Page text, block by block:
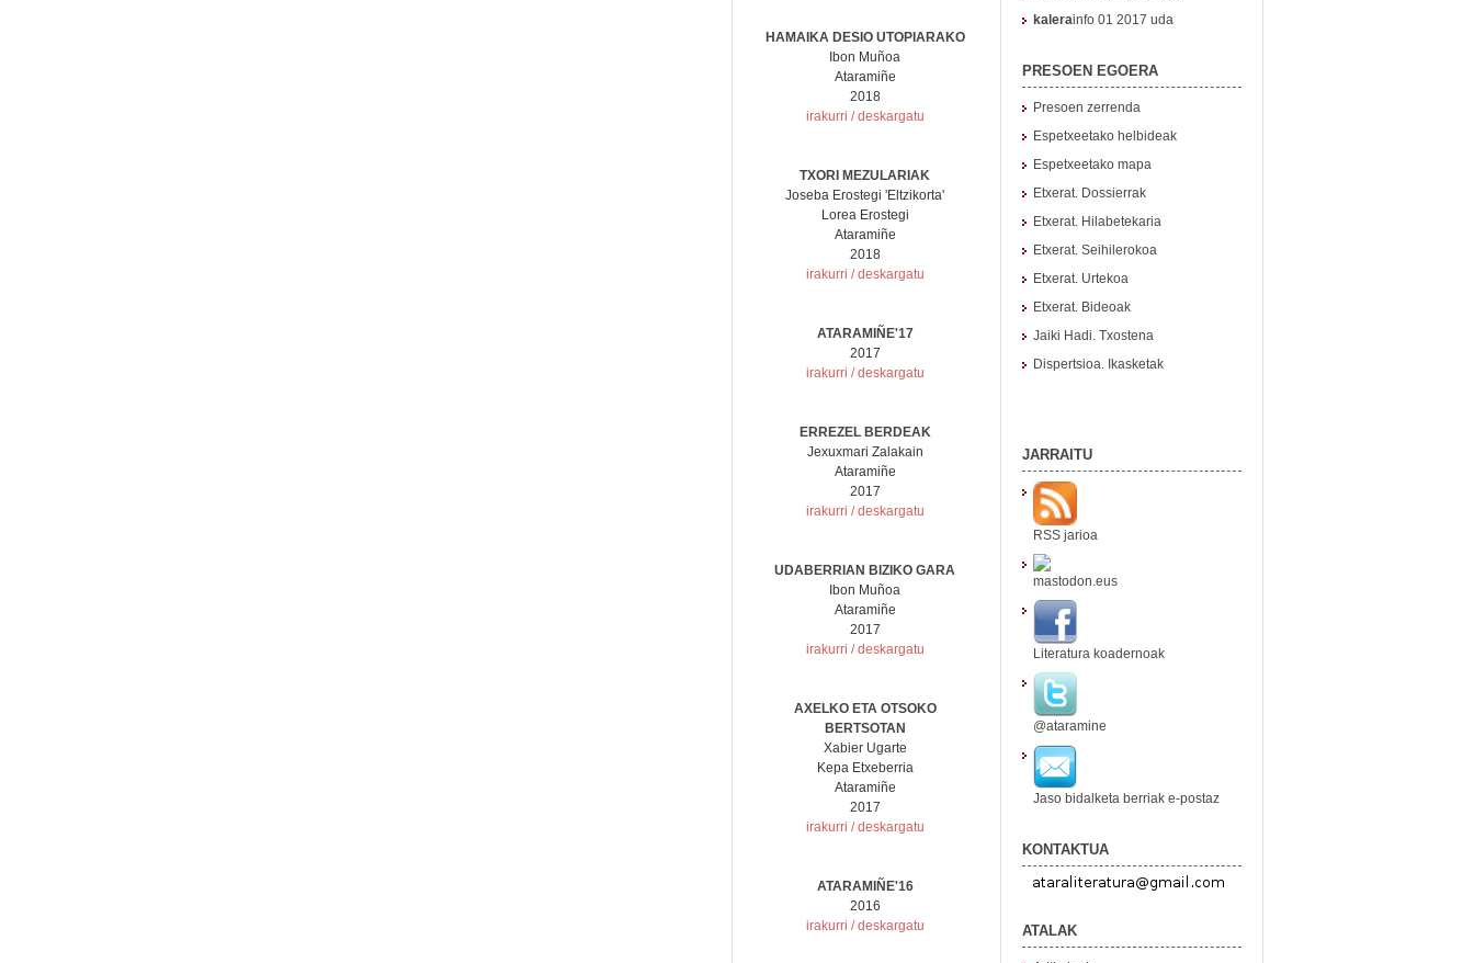
HAMAIKA DESIO UTOPIARAKO
Ibon Muñoa
Ataramiñe
2018
irakurri / deskargatu
TXORI MEZULARIAK
Joseba Erostegi 'Eltzikorta'
Lorea Erostegi
Ataramiñe
2018
irakurri / deskargatu
ATARAMIÑE'17
2017
irakurri / deskargatu
ERREZEL BERDEAK
Jexuxmari Zalakain
Ataramiñe
2017
irakurri / deskargatu
UDABERRIAN BIZIKO GARA
Ibon Muñoa
Ataramiñe
2017
irakurri / deskargatu
AXELKO ETA OTSOKO
BERTSOTAN
Xabier Ugarte
Kepa Etxeberria
Ataramiñe
2017
irakurri / deskargatu
ATARAMIÑE'16
2016
irakurri / deskargatu
kalerainfo 01 2017 uda
PRESOEN EGOERA
Presoen zerrenda
Espetxeetako helbideak
Espetxeetako mapa
Etxerat. Dossierrak
Etxerat. Hilabetekaria
Etxerat. Seihilerokoa
Etxerat. Urtekoa
Etxerat. Bideoak
Jaiki Hadi. Txostena
Dispertsioa. Ikasketak
JARRAITU
RSS jarioa
mastodon.eus
Literatura koadernoak
@ataramine
Jaso bidalketa berriak e-postaz
KONTAKTUA
ATALAK